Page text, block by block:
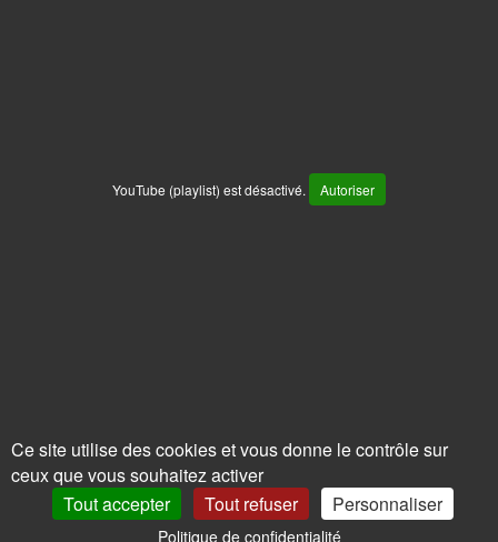
YouTube (playlist) est désactivé. Autoriser
Ce site utilise des cookies et vous donne le contrôle sur
ceux que vous souhaitez activer
Tout accepter
Tout refuser Personnaliser
Politique de confidentialité